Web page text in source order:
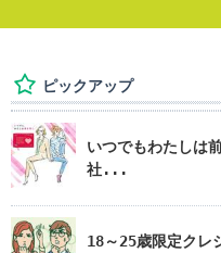
ピックアップ
いつでもわたしは
社...
18～25歳限定クレ